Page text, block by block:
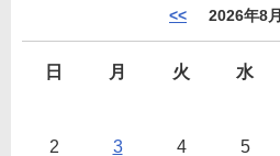
<< 2026年8月
日 月 火 水
2 3 4 5